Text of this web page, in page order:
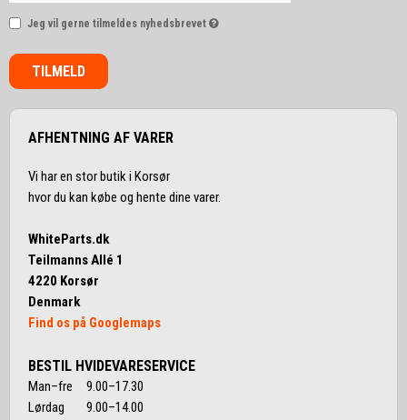
Jeg vil gerne tilmeldes nyhedsbrevet
TILMELD
AFHENTNING AF VARER
Vi har en stor butik i Korsør
hvor du kan købe og hente dine varer.
WhiteParts.dk
Teilmanns Allé 1
4220 Korsør
Denmark
Find os på Googlemaps
BESTIL HVIDEVARESERVICE
Man–fre 9.00–17.30
Lørdag 9.00–14.00